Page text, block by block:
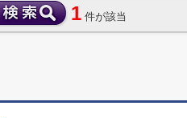
1 件が該当